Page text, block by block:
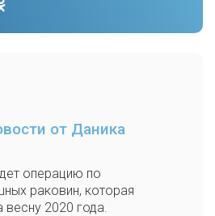
от Даника
операцию по
раковин, которая
весну 2020 года.